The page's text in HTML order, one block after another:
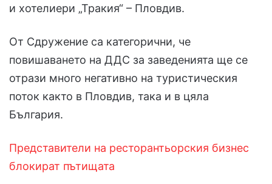
и хотелиери „Тракия“ – Пловдив.
От Сдружение са категорични, че
повишаването на ДДС за заведенията ще се
отрази много негативно на туристическия
поток както в Пловдив, така и в цяла
България.
Представители на ресторантьорския бизнес
блокират пътищата